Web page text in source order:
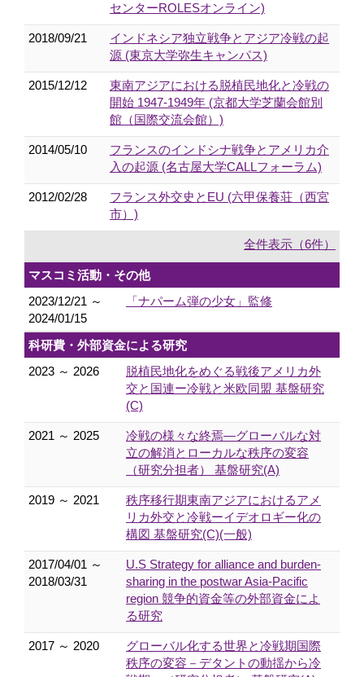
センターROLESオンライン)
2018/09/21
インドネシア独立戦争とアジア冷戦の起
源 (東京大学弥生キャンパス)
2015/12/12
東南アジアにおける脱植民地化と冷戦の
開始 1947-1949年 (京都大学芝蘭会館別
館（国際交流会館）)
2014/05/10
フランスのインドシナ戦争とアメリカ介
入の起源 (名古屋大学CALLフォーラム)
2012/02/28
フランス外交史とEU (六甲保養荘（西宮
市）)
全件表示（6件）
マスコミ活動・その他
2023/12/21 ～
2024/01/15
「ナパーム弾の少女」監修
科研費・外部資金による研究
2023 ～ 2026
脱植民地化をめぐる戦後アメリカ外
交と国連ー冷戦と米欧同盟 基盤研究
(C)
2021 ～ 2025
冷戦の様々な終焉―グローバルな対
立の解消とローカルな秩序の変容
（研究分担者） 基盤研究(A)
2019 ～ 2021
秩序移行期東南アジアにおけるアメ
リカ外交と冷戦ーイデオロギー化の
構図 基盤研究(C)(一般)
2017/04/01 ～
2018/03/31
U.S Strategy for alliance and burden-
sharing in the postwar Asia-Pacific
region 競争的資金等の外部資金によ
る研究
2017 ～ 2020
グローバル化する世界と冷戦期国際
秩序の変容－デタントの動揺から冷